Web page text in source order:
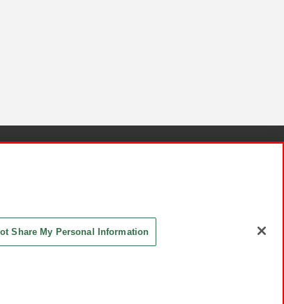
Share My Personal Information